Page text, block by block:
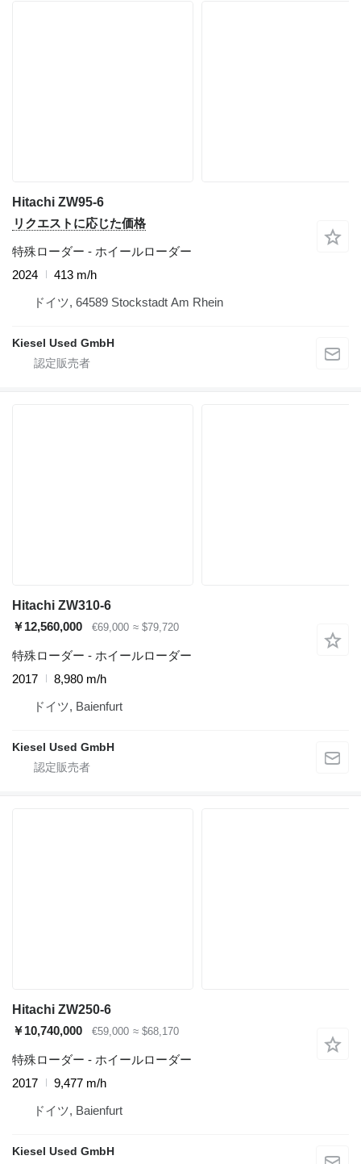
Hitachi ZW95-6
リクエストに応じた価格
特殊ローダー - ホイールローダー
2024
413 m/h
ドイツ, 64589 Stockstadt Am Rhein
Kiesel Used GmbH
Hitachi ZW310-6
￥12,560,000
€69,000 ≈ $79,720
特殊ローダー - ホイールローダー
2017
8,980 m/h
ドイツ, Baienfurt
Kiesel Used GmbH
Hitachi ZW250-6
￥10,740,000
€59,000 ≈ $68,170
特殊ローダー - ホイールローダー
2017
9,477 m/h
ドイツ, Baienfurt
Kiesel Used GmbH